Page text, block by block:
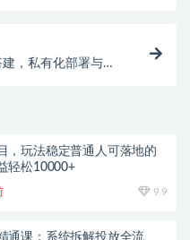
，私有化部署与多
，玩法稳定普通人可落地的
轻松10000+
9.9